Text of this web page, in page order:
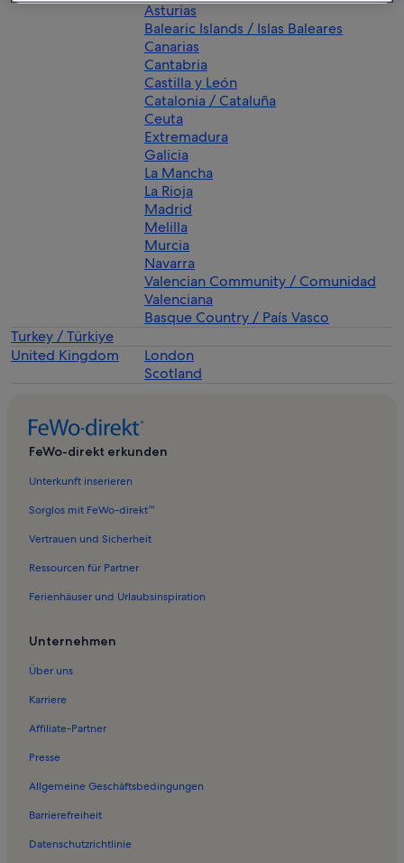
Asturias
Balearic Islands / Islas Baleares
Canarias
Cantabria
Castilla y León
Catalonia / Cataluña
Ceuta
Extremadura
Galicia
La Mancha
La Rioja
Madrid
Melilla
Murcia
Navarra
Valencian Community / Comunidad
Valenciana
Basque Country / País Vasco
Turkey / Türkiye
United Kingdom
London
Scotland
FeWo-direkt erkunden
Unterkunft inserieren
Sorglos mit FeWo-direkt™
Vertrauen und Sicherheit
Ressourcen für Partner
Ferienhäuser und Urlaubsinspiration
Unternehmen
Über uns
Karriere
Affiliate-Partner
Presse
Allgemeine Geschäftsbedingungen
Barrierefreiheit
Datenschutzrichtlinie